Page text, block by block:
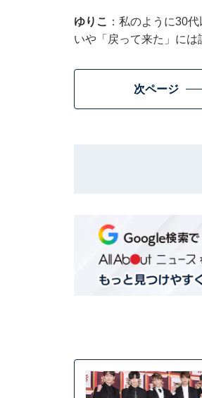
ゆりこ
：私のように30
いや「戻って来た」には
次ページ